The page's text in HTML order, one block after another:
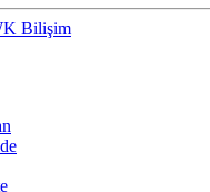
Bilişim